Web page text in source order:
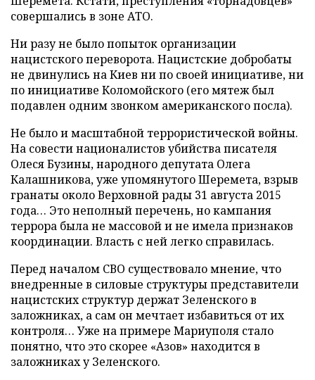
совершались в зоне АТО.
Ни разу не было попыток организации
нацистского переворота. Нацистские добробаты
не двинулись на Киев ни по своей инициативе, ни
по инициативе Коломойского (его мятеж был
подавлен одним звонком американского посла).
Не было и масштабной террористической войны.
На совести националистов убийства писателя
Олеся Бузины, народного депутата Олега
Калашникова, уже упомянутого Шеремета, взрыв
гранаты около Верховной рады 31 августа 2015
года… Это неполный перечень, но кампания
террора была не массовой и не имела признаков
координации. Власть с ней легко справилась.
Перед началом СВО существовало мнение, что
внедренные в силовые структуры представители
нацистских структур держат Зеленского в
заложниках, а сам он мечтает избавиться от их
контроля… Уже на примере Мариуполя стало
понятно, что это скорее «Азов» находится в
заложниках у Зеленского.